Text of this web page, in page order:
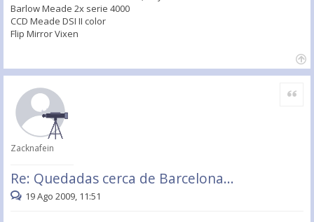
Barlow Meade 2x serie 4000
CCD Meade DSI II color
Flip Mirror Vixen
Zacknafein
Re: Quedadas cerca de Barcelona...
Citar
19 Ago 2009, 11:51